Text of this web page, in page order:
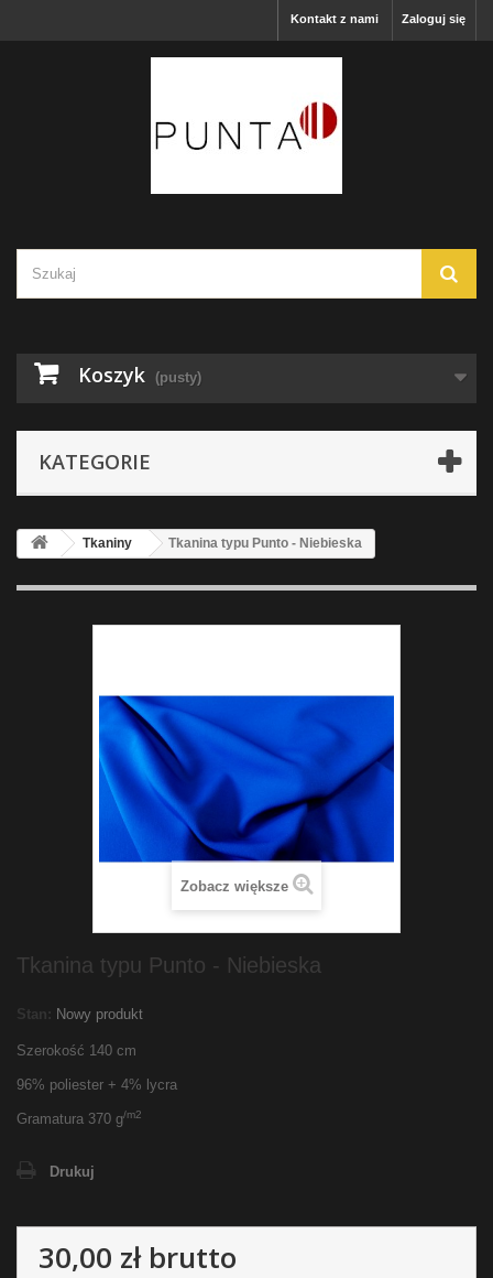
Zaloguj się
Kontakt z nami
Koszyk (pusty)
KATEGORIE
Tkaniny Tkanina typu Punto - Niebieska
Zobacz większe
Tkanina typu Punto - Niebieska
Stan: Nowy produkt
Szerokość 140 cm
96% poliester + 4% lycra
Gramatura 370 g/m2
Drukuj
30,00 złbrutto